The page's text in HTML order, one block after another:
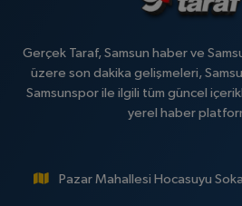
Gerçek Taraf, Samsun haber ve
üzere son dakika gelişmeleri,
Samsunspor ile ilgili tüm güncel
yerel haber
Pazar Mahallesi Hocasuyu